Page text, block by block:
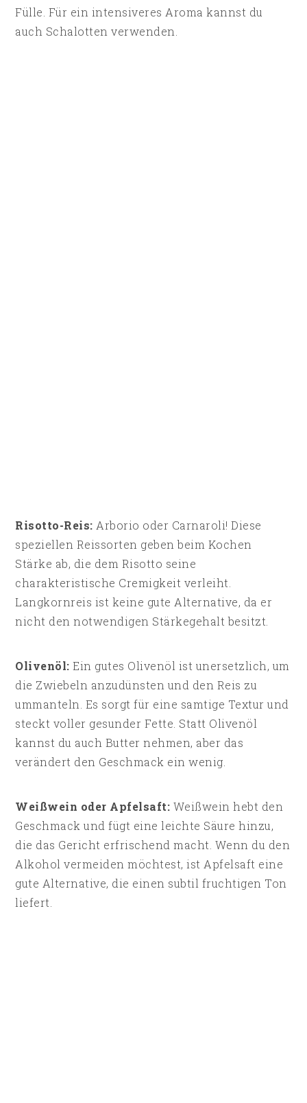
Fülle. Für ein intensiveres Aroma kannst du
auch Schalotten verwenden.
Risotto-Reis: Arborio oder Carnaroli! Diese
speziellen Reissorten geben beim Kochen
Stärke ab, die dem Risotto seine
charakteristische Cremigkeit verleiht.
Langkornreis ist keine gute Alternative, da er
nicht den notwendigen Stärkegehalt besitzt.
Olivenöl: Ein gutes Olivenöl ist unersetzlich, um
die Zwiebeln anzudünsten und den Reis zu
ummanteln. Es sorgt für eine samtige Textur und
steckt voller gesunder Fette. Statt Olivenöl
kannst du auch Butter nehmen, aber das
verändert den Geschmack ein wenig.
Weißwein oder Apfelsaft: Weißwein hebt den
Geschmack und fügt eine leichte Säure hinzu,
die das Gericht erfrischend macht. Wenn du den
Alkohol vermeiden möchtest, ist Apfelsaft eine
gute Alternative, die einen subtil fruchtigen Ton
liefert.